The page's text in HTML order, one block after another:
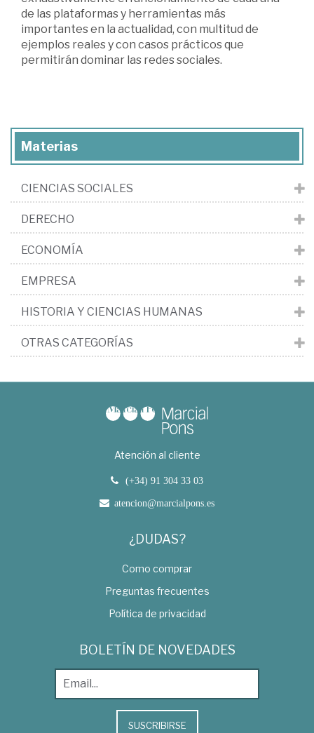
de las plataformas y herramientas más
importantes en la actualidad, con multitud de
ejemplos reales y con casos prácticos que
permitirán dominar las redes sociales.
Materias
CIENCIAS SOCIALES
DERECHO
ECONOMÍA
EMPRESA
HISTORIA Y CIENCIAS HUMANAS
OTRAS CATEGORÍAS
Atención al cliente
(+34) 91 304 33 03
atencion@marcialpons.es
¿DUDAS?
Como comprar
Preguntas frecuentes
Política de privacidad
BOLETÍN DE NOVEDADES
SUSCRIBIRSE